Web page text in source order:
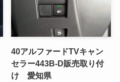
40アルファードTVキャン
セラー443B-D販売取り付
け 愛知県